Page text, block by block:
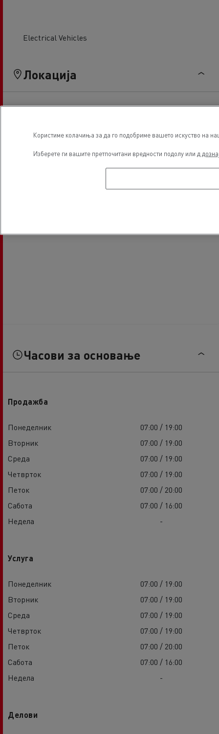
Electrical Vehicles
Локација
Часови за основање
Продажба
Понеделник
07:00 / 19:00
Вторник
07:00 / 19:00
Среда
07:00 / 19:00
Четврток
07:00 / 19:00
Петок
07:00 / 20:00
Сабота
07:00 / 16:00
Недела
-
Услуга
Понеделник
07:00 / 19:00
Вторник
07:00 / 19:00
Среда
07:00 / 19:00
Четврток
07:00 / 19:00
Петок
07:00 / 20:00
Сабота
07:00 / 16:00
Недела
-
Делови
Користиме колачиња за да го подобриме вашето искуство на
Изберете ги вашите претпочитани вредности подолу или д